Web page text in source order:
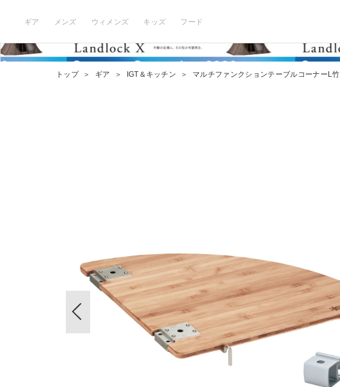
ギア メンズ ウィメンズ キッズ フード
トップ ＞ ギア ＞ IGT＆キッチン ＞ マルチファンクションテーブルコーナーL竹